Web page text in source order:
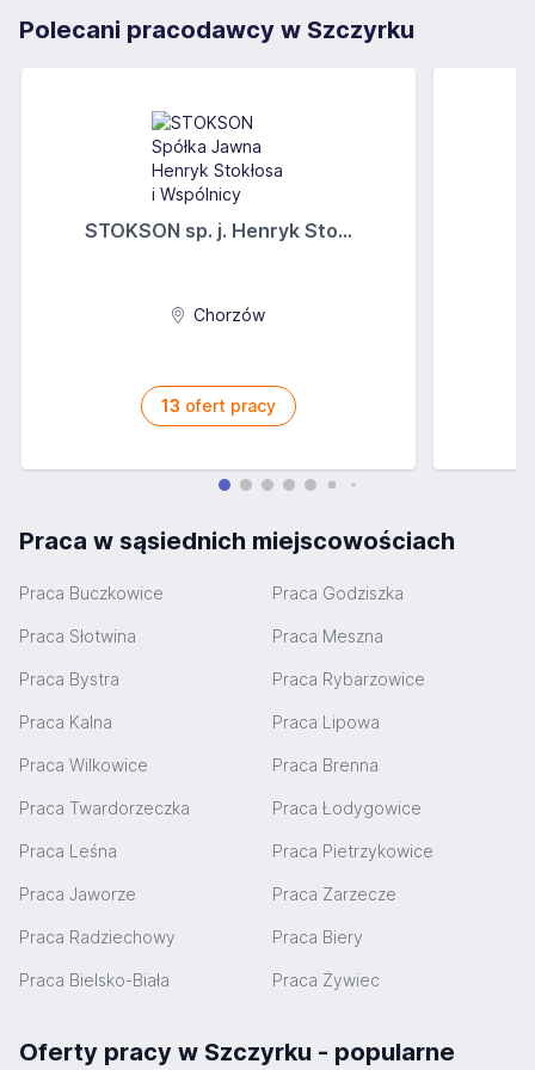
Polecani pracodawcy w Szczyrku
STOKSON sp. j. Henryk Sto...
Chorzów
13 ofert pracy
Praca w sąsiednich miejscowościach
Praca Buczkowice Praca Godziszka
Praca Słotwina Praca Meszna
Praca Bystra Praca Rybarzowice
Praca Kalna Praca Lipowa
Praca Wilkowice Praca Brenna
Praca Twardorzeczka Praca Łodygowice
Praca Leśna Praca Pietrzykowice
Praca Jaworze Praca Zarzecze
Praca Radziechowy Praca Biery
Praca Bielsko-Biała Praca Żywiec
Oferty pracy w Szczyrku - popularne